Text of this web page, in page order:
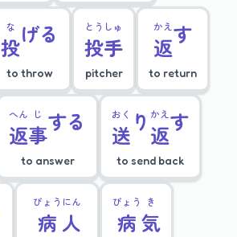
投
な げる
to throw
投
とう
手
しゅ
pitcher
返
かえ す
to return
返
へん
事
じ する
to answer
送
おく り 返
かえ す
to send back
病
びょう
人
にん
病
びょう
気
き